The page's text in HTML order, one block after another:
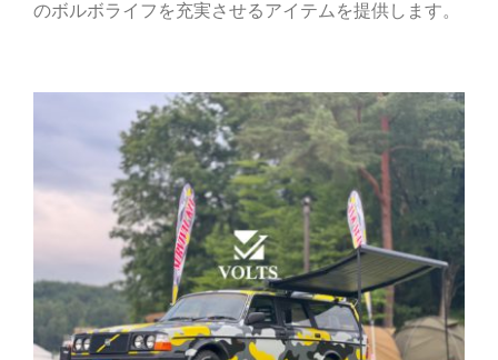
のボルボライフを充実させるアイテムを提供します。